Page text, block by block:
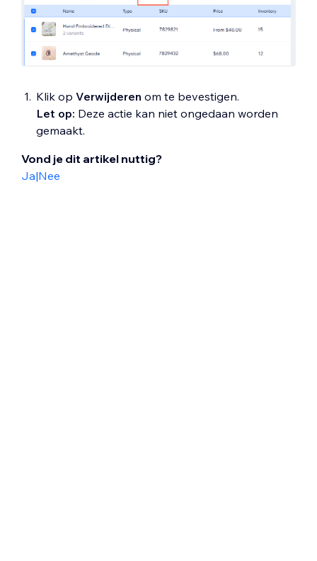
Klik op Verwijderen om te bevestigen.
Let op: Deze actie kan niet ongedaan worden
gemaakt.
Vond je dit artikel nuttig?
Ja|Nee